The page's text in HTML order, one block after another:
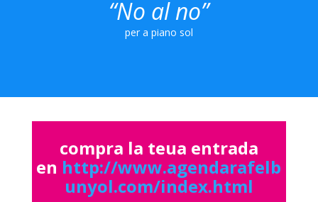
“No al no”
per a piano sol
compra la teua entrada
en http://www.agendarafelb
unyol.com/index.html